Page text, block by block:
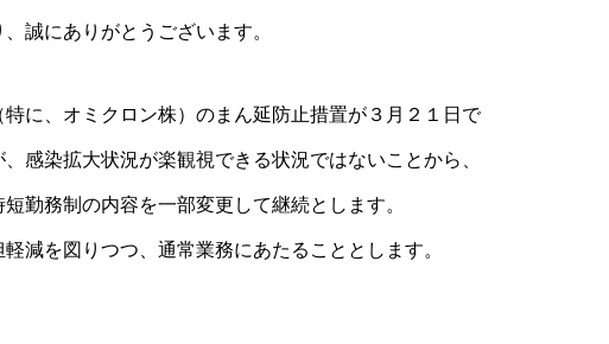
誠にありがとうございます。
に、オミクロン株）のまん延防止措置が３月２１日で
感染拡大状況が楽観視できる状況ではないことから、
勤務制の内容を一部変更して継続とします。
減を図りつつ、通常業務にあたることとします。